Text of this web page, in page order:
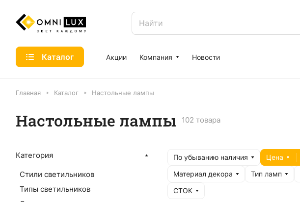
Каталог Акции Компания Новости
Главная Каталог Настольные лампы
Настольные лампы 102 товара
По убыванию наличия Цена
Материал декора
Тип ламп
СТОК
Категория
Стили светильников
Типы светильников